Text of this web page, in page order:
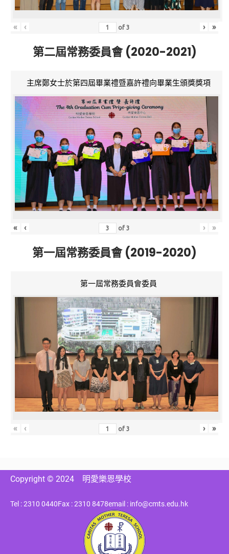
« ‹ of3 › »
第二屆常務委員會 (2020-2021)
主席鄭女士於第四屆畢業禮暨嘉許禮向畢業生頒獎獎項
« ‹ of3 › »
第一屆常務委員會 (2019-2020)
第一屆常務委員會委員
« ‹ of3 › »
Copyright © 2024 明愛樂恩學校
Tel : 2310 0440Fax : 2310 8478email : info@cmts.edu.hk